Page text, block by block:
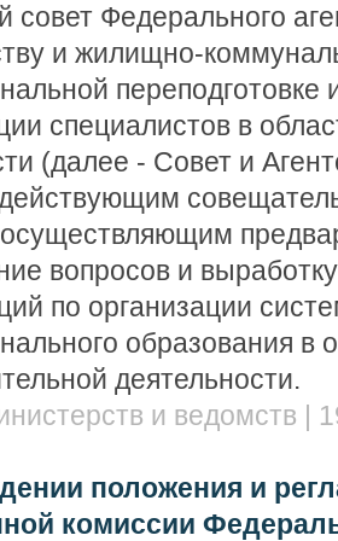
совет Федерального
и жилищно-
специалистов в
(далее - Совет и
осуществляющим
вопросов и
по организации
образования в
деятельности.
и ведомств |
положения и
комиссии